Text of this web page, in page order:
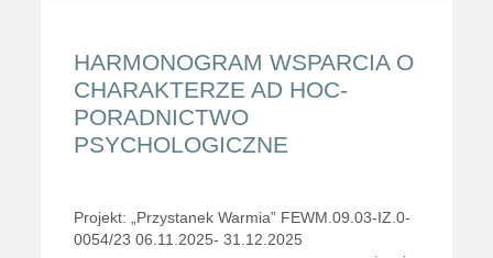
HARMONOGRAM WSPARCIA O
CHARAKTERZE AD HOC-
PORADNICTWO
PSYCHOLOGICZNE
Projekt: „Przystanek Warmia” FEWM.09.03-IZ.0-
0054/23 06.11.2025- 31.12.2025